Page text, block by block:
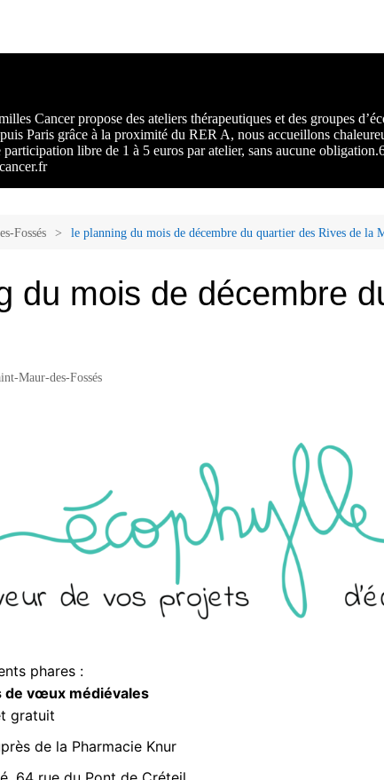
cancer
sport adapté, art thérapie,
annuelle est de 30 euros avec une
par atelier sans obligation.
Cancer propose des ateliers thérapeutiques et des groupes
Paris grâce à la proximité du RER A, nous accueillons
participation libre de 1 à 5 euros par atelier, sans aucune
Fossés le planning du mois de décembre du quartier des Rives de la
du mois de décembre
Maur-des-Fossés
phares :
de vœux médiévales
gratuit
de la Pharmacie Knur